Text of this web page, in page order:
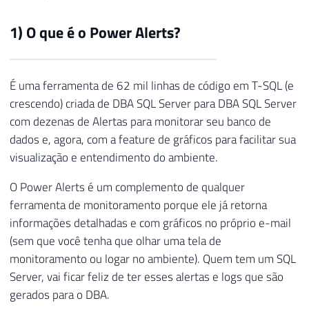
1) O que é o Power Alerts?
É uma ferramenta de 62 mil linhas de código em T-SQL (e
crescendo) criada de DBA SQL Server para DBA SQL Server
com dezenas de Alertas para monitorar seu banco de
dados e, agora, com a feature de gráficos para facilitar sua
visualização e entendimento do ambiente.
O Power Alerts é um complemento de qualquer
ferramenta de monitoramento porque ele já retorna
informações detalhadas e com gráficos no próprio e-mail
(sem que você tenha que olhar uma tela de
monitoramento ou logar no ambiente). Quem tem um SQL
Server, vai ficar feliz de ter esses alertas e logs que são
gerados para o DBA.